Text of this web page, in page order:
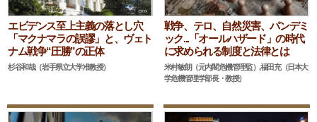
エビデンス至上主義の落とし穴
「マクナマラの誤謬」と、ヴェト
ナム戦争“圧勝”の正体
杉谷和哉（岩手県立大学准教授）
戦争、テロ、自然災害、パンデミ
ック...「オールハザード」の時代
に求められる制度と法律とは
米村敏朗（元内閣危機管理監）,福田充（日本大
学危機管理学部長・教授）